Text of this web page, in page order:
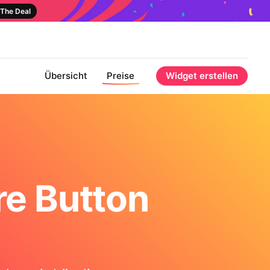
Deal
Übersicht Preise Widget erstellen
Button